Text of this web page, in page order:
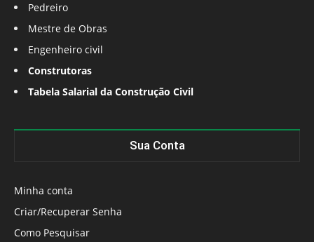
Pedreiro
Mestre de Obras
Engenheiro civil
Construtoras
Tabela Salarial da Construção Civil
Sua Conta
Minha conta
Criar/Recuperar Senha
Como Pesquisar